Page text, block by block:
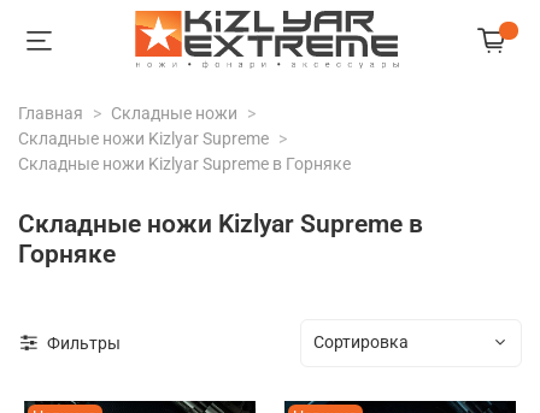
Главная
Складные ножи
Складные ножи Kizlyar Supreme
Складные ножи Kizlyar Supreme в Горняке
Складные ножи Kizlyar Supreme в
Горняке
Фильтры